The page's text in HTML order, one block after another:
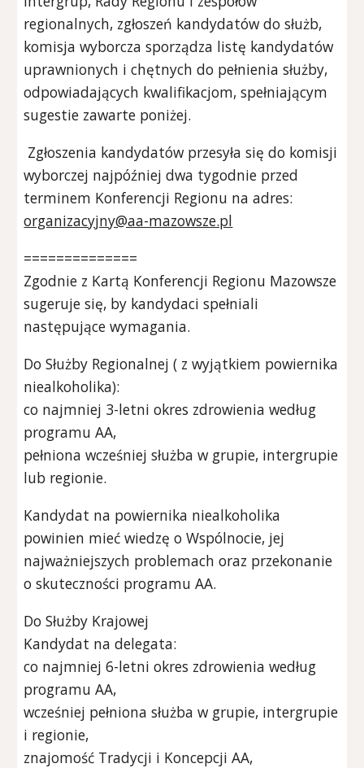
regionalnych, zgłoszeń kandydatów do służb,
komisja wyborcza sporządza listę kandydatów
uprawnionych i chętnych do pełnienia służby,
odpowiadających kwalifikacjom, spełniającym
sugestie zawarte poniżej.
Zgłoszenia kandydatów przesyła się do komisji
wyborczej najpóźniej dwa tygodnie przed
terminem Konferencji Regionu na adres:
organizacyjny@aa-mazowsze.pl
==============
Zgodnie z Kartą Konferencji Regionu Mazowsze
sugeruje się, by kandydaci spełniali
następujące wymagania.
Do Służby Regionalnej ( z wyjątkiem powiernika
niealkoholika):
co najmniej 3-letni okres zdrowienia według
programu AA,
pełniona wcześniej służba w grupie, intergrupie
lub regionie.
Kandydat na powiernika niealkoholika
powinien mieć wiedzę o Wspólnocie, jej
najważniejszych problemach oraz przekonanie
o skuteczności programu AA.
Do Służby Krajowej
Kandydat na delegata:
co najmniej 6-letni okres zdrowienia według
programu AA,
wcześniej pełniona służba w grupie, intergrupie
i regionie,
znajomość Tradycji i Koncepcji AA,